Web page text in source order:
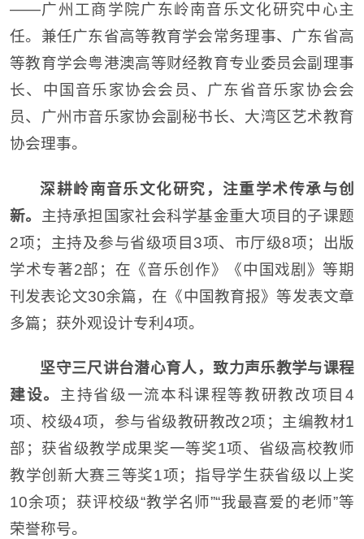
——广州工商学院广东岭南音乐文化研究中心主
任。兼任广东省高等教育学会常务理事、广东省高
等教育学会粤港澳高等财经教育专业委员会副理事
长、中国音乐家协会会员、广东省音乐家协会会
员、广州市音乐家协会副秘书长、大湾区艺术教育
协会理事。
深耕岭南音乐文化研究，注重学术传承与创
新。
主持承担国家社会科学基金重大项目的子课题
2项；主持及参与省级项目3项、市厅级8项；出版
学术专著2部；在《音乐创作》《中国戏剧》等期
刊发表论文30余篇，在《中国教育报》等发表文章
多篇；获外观设计专利4项。
坚守三尺讲台潜心育人，致力声乐教学与课程
建设。 主持省级一流本科课程等教研教改项目4
项、校级4项，参与省级教研教改2项；主编教材1
部；获省级教学成果奖一等奖1项、省级高校教师
教学创新大赛三等奖1项；指导学生获省级以上奖
10余项；获评校级“教学名师”“我最喜爱的老师”等
荣誉称号。